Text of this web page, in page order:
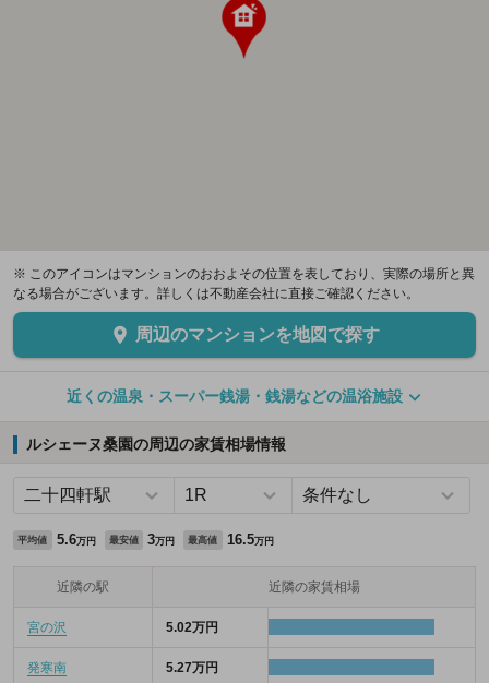
※ このアイコンはマンションのおおよその位置を表しており、実際の場所と異
なる場合がございます。詳しくは不動産会社に直接ご確認ください。
周辺のマンションを地図で探す
近くの温泉・スーパー銭湯・銭湯などの温浴施設
ルシェーヌ桑園の周辺の家賃相場情報
平均値 5.6万円 最安値 3万円 最高値 16.5万円
近隣の駅 近隣の家賃相場
宮の沢 5.02万円
発寒南 5.27万円